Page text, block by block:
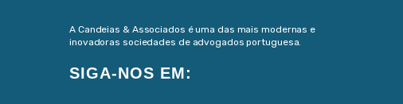
A Candeias & Associados é uma das mais modernas e
inovadoras sociedades de advogados portuguesa.
SIGA-NOS EM: